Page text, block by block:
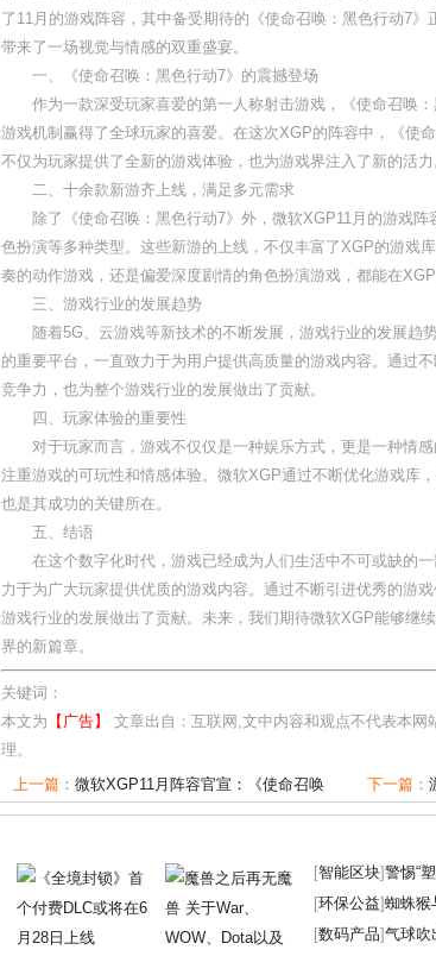
了11月的游戏阵容，其中备受期待的《使命召唤：黑色行动7
带来了一场视觉与情感的双重盛宴。
一、《使命召唤：黑色行动7》的震撼登场
作为一款深受玩家喜爱的第一人称射击游戏，《使命召唤
游戏机制赢得了全球玩家的喜爱。在这次XGP的阵容中，《使
不仅为玩家提供了全新的游戏体验，也为游戏界注入了新的活力
二、十余款新游齐上线，满足多元需求
除了《使命召唤：黑色行动7》外，微软XGP11月的游戏
色扮演等多种类型。这些新游的上线，不仅丰富了XGP的游戏
奏的动作游戏，还是偏爱深度剧情的角色扮演游戏，都能在XGP
三、游戏行业的发展趋势
随着5G、云游戏等新技术的不断发展，游戏行业的发展趋
的重要平台，一直致力于为用户提供高质量的游戏内容。通过
竞争力，也为整个游戏行业的发展做出了贡献。
四、玩家体验的重要性
对于玩家而言，游戏不仅仅是一种娱乐方式，更是一种情
注重游戏的可玩性和情感体验。微软XGP通过不断优化游戏库
也是其成功的关键所在。
五、结语
在这个数字化时代，游戏已经成为人们生活中不可或缺的
力于为广大玩家提供优质的游戏内容。通过不断引进优秀的游
游戏行业的发展做出了贡献。未来，我们期待微软XGP能够继
界的新篇章。
关键词：
本文为 【广告】
文章出自：互联网,文中内容和观点不代表本
理。
上一篇： 微软XGP11月阵容官宣：《使命召唤 下一篇：
[智能区块]警惕“
[环保公益]蜘蛛猴
[数码产品]气球吹